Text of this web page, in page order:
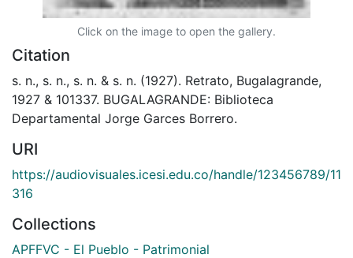
Click on the image to open the gallery.
Citation
s. n., s. n., s. n. & s. n. (1927). Retrato, Bugalagrande,
1927 & 101337. BUGALAGRANDE: Biblioteca
Departamental Jorge Garces Borrero.
URI
https://audiovisuales.icesi.edu.co/handle/123456789/11
316
Collections
APFFVC - El Pueblo - Patrimonial